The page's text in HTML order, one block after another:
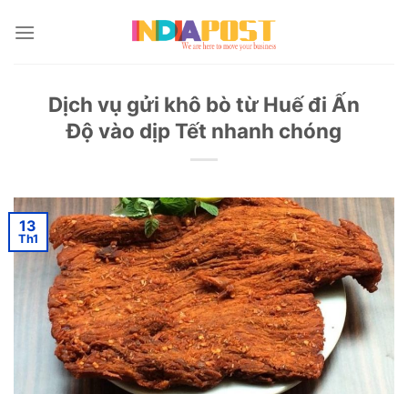
Dịch vụ gửi khô bò từ Huế đi Ấn
Độ vào dịp Tết nhanh chóng
13
Th1